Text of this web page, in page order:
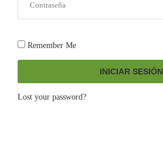
Remember Me
INICIAR SESIÓN
Lost your password?